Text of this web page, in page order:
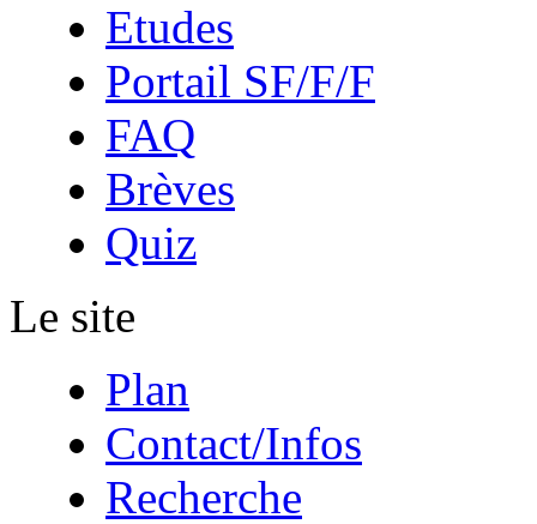
Etudes
Portail SF/F/F
FAQ
Brèves
Quiz
Le site
Plan
Contact/Infos
Recherche